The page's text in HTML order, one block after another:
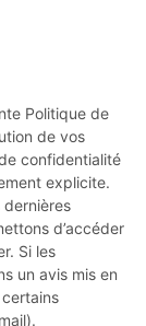
Politique de
de vos
confidentialité
explicite.
dernières
d’accéder
Si les
un avis mis en